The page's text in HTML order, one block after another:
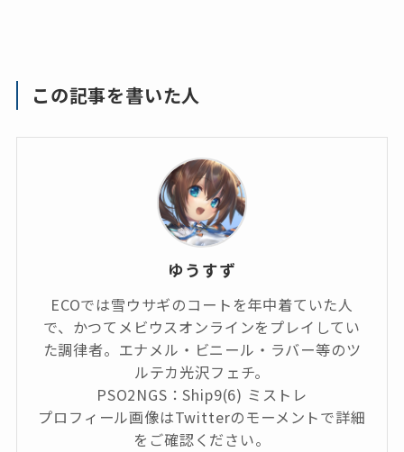
この記事を書いた人
ゆうすず
ECOでは雪ウサギのコートを年中着ていた人
で、かつてメビウスオンラインをプレイしてい
た調律者。エナメル・ビニール・ラバー等のツ
ルテカ光沢フェチ。
PSO2NGS：Ship9(6) ミストレ
プロフィール画像はTwitterのモーメントで詳細
をご確認ください。